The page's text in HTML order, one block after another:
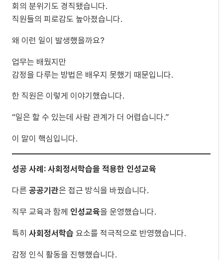
회의 분위기도 경직됐습니다.
직원들의 피로감도 높아졌습니다.
왜 이런 일이 발생했을까요?
업무는 배웠지만
감정을 다루는 방법은 배우지 못했기 때문입니다.
한 직원은 이렇게 이야기했습니다.
“일은 할 수 있는데 사람 관계가 더 어렵습니다.”
이 말이 핵심입니다.
성공 사례: 사회정서학습을 적용한 인성교육
다른 공공기관은 접근 방식을 바꿨습니다.
직무 교육과 함께 인성교육을 운영했습니다.
특히 사회정서학습 요소를 적극적으로 반영했습니다.
감정 인식 활동을 진행했습니다.